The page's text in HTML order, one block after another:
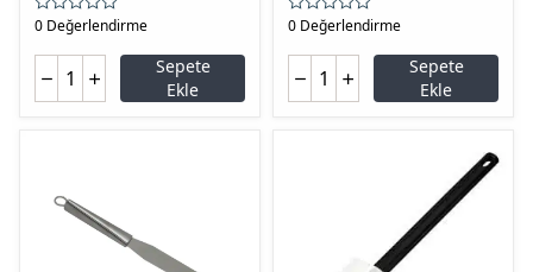
0 Değerlendirme
Sepete
Ekle
0 Değerlendirme
Sepete
Ekle